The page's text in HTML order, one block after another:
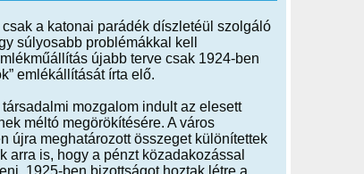
a katonai parádék díszletéül szolgáló
súlyosabb problémákkal kell
újabb terve csak 1924-ben
emlékállítását írta elő.
mozgalom indult az elesett
méltó megörökítésére. A város
újra meghatározott összeget különítettek
arra is, hogy a pénzt közadakozással
1925-ben bizottságot hoztak létre a